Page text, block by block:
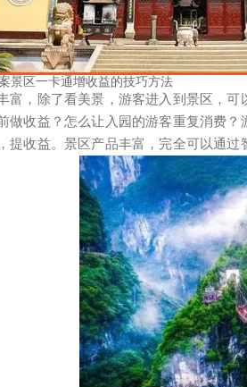
景区一卡通增收益的技巧方法
富，除了看美景，游客进入到景区，
做收益？怎么让入园的游客重复消费
提收益。景区产品丰富，完全可以通